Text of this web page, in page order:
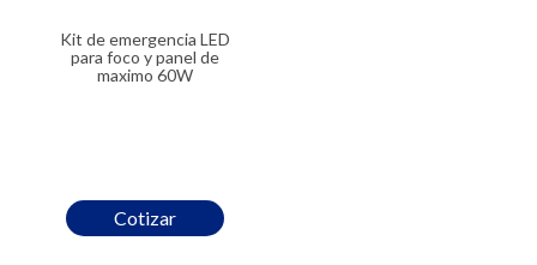
Kit de emergencia LED
para foco y panel de
maximo 60W
Cotizar